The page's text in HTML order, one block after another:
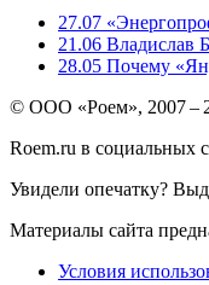
27.07
21.06 Владислав
28.05 Почему
© ООО «Роем», 2007 –
Roem.ru в социальных
Увидели опечатку?
Материалы сайта
Условия